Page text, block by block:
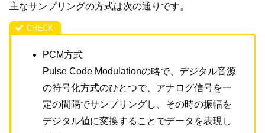
主なサンプリングの方式は次の通りです。
PCM方式
Pulse Code Modulationの略で、デジタル音源
の符号化方式のひとつで、アナログ信号を一
定の間隔でサンプリングし、その時の振幅を
デジタル値に変換することでデータを表現し